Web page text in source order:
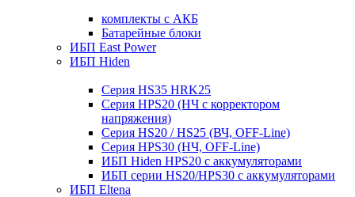
комплекты с АКБ
Батарейные блоки
ИБП East Power
ИБП Hiden
Серия HS35 HRK25
Серия HPS20 (НЧ с корректором
напряжения)
Серия HS20 / HS25 (ВЧ, OFF-Line)
Серия HPS30 (НЧ, OFF-Line)
ИБП Hiden HPS20 с аккумуляторами
ИБП серии HS20/HPS30 с аккумуляторами
ИБП Eltena